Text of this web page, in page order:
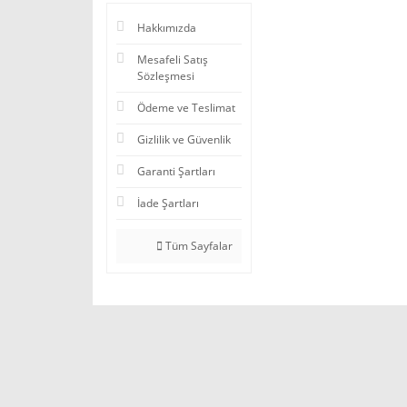
Hakkımızda
Mesafeli Satış
Sözleşmesi
Ödeme ve Teslimat
Gizlilik ve Güvenlik
Garanti Şartları
İade Şartları
Tüm Sayfalar